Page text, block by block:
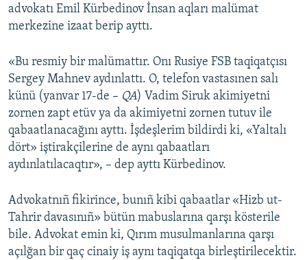
advokatı Emil Kürbedinov İnsan aqları malümat
merkezine izaat berip ayttı.
«Bu resmiy bir malümattır. Onı Rusiye FSB taqiqatçısı
Sergey Mahnev aydınlattı. O, telefon vastasınen salı
künü (yanvar 17-de – QA) Vadim Siruk akimiyetni
zornen zapt etüv ya da akimiyetni zornen tutuv ile
qabaatlanacağını ayttı. İşdeşlerim bildirdi ki, «Yaltalı
dört» iştirakçilerine de aynı qabaatları
aydınlatılacaqtır», – dep ayttı Kürbedinov.
Advokatnıñ fikirince, bunıñ kibi qabaatlar «Hizb ut-
Tahrir davasınıñ» bütün mabuslarına qarşı kösterile
bile. Advokat emin ki, Qırım musulmanlarına qarşı
açılğan bir qaç cinaiy iş aynı taqiqatqa birleştirilecektir.